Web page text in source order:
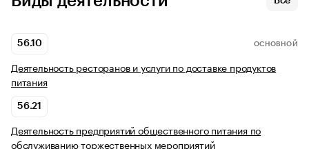
56.10 ОСНОВНОЙ
Деятельность ресторанов и услуги по доставке продуктов
питания
56.21
Деятельность предприятий общественного питания по
обслуживанию торжественных мероприятий